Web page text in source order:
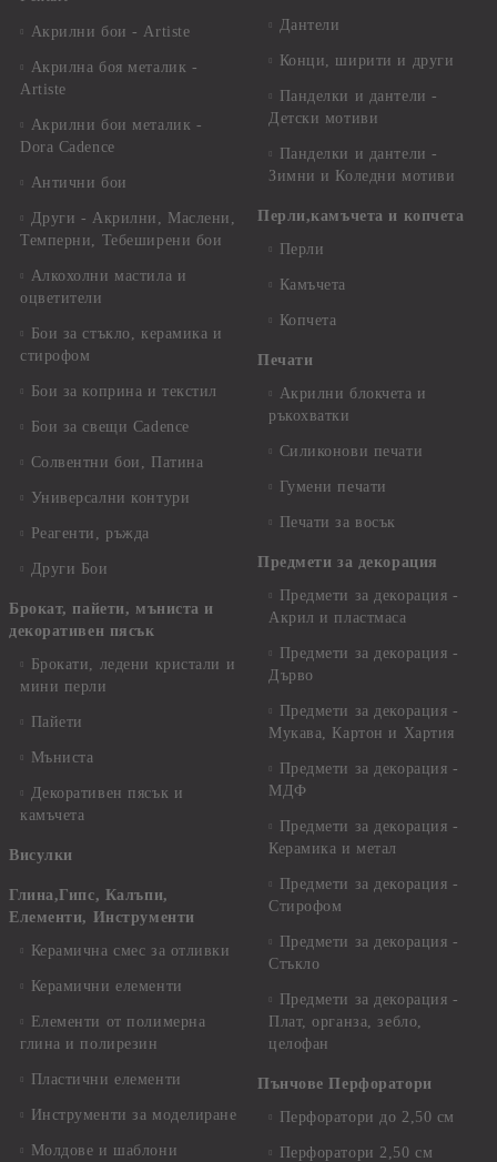
Акрилни бои - Artiste
Акрилна боя металик -
Artiste
Акрилни бои металик -
Dora Cadence
Антични бои
Други - Акрилни, Маслени,
Темперни, Тебеширени бои
Алкохолни мастила и
оцветители
Бои за стъкло, керамика и
стирофом
Бои за коприна и текстил
Бои за свещи Cadence
Солвентни бои, Патина
Универсални контури
Реагенти, ръжда
Други Бои
Брокат, пайети, мъниста и
декоративен пясък
Брокати, ледени кристали и
мини перли
Пайети
Мъниста
Декоративен пясък и
камъчета
Висулки
Глина,Гипс, Калъпи,
Елементи, Инструменти
Керамична смес за отливки
Керамични елементи
Елементи от полимерна
глина и полирезин
Пластични елементи
Инструменти за моделиране
Молдове и шаблони
Дантели
Конци, ширити и други
Панделки и дантели -
Детски мотиви
Панделки и дантели -
Зимни и Коледни мотиви
Перли,камъчета и копчета
Перли
Камъчета
Копчета
Печати
Акрилни блокчета и
ръкохватки
Силиконови печати
Гумени печати
Печати за восък
Предмети за декорация
Предмети за декорация -
Акрил и пластмаса
Предмети за декорация -
Дърво
Предмети за декорация -
Мукава, Картон и Хартия
Предмети за декорация -
МДФ
Предмети за декорация -
Керамика и метал
Предмети за декорация -
Стирофом
Предмети за декорация -
Стъкло
Предмети за декорация -
Плат, органза, зебло,
целофан
Пънчове Перфоратори
Перфоратори до 2,50 см
Перфоратори 2,50 см